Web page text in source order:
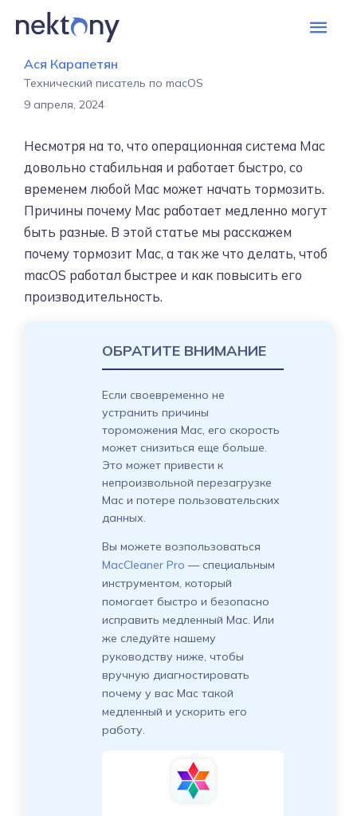
Ася Карапетян
Технический писатель по macOS
9 апреля, 2024
Несмотря на то, что операционная система Mac
довольно стабильная и работает быстро, со
временем любой Mac может начать тормозить.
Причины почему Mac работает медленно могут
быть разные. В этой статье мы расскажем
почему тормозит Mac, а так же что делать, чтоб
macOS работал быстрее и как повысить его
производительность.
ОБРАТИТЕ ВНИМАНИЕ
Если своевременно не
устранить причины
тороможения Mac, его скорость
может снизиться еще больше.
Это может привести к
непроизвольной перезагрузке
Mac и потере пользовательских
данных.
Вы можете возпользоваться
MacCleaner Pro — специальным
инструментом, который
помогает быстро и безопасно
исправить медленный Mac. Или
же следуйте нашему
руководству ниже, чтобы
вручную диагностировать
почему у вас Mac такой
медленный и ускорить его
работу.